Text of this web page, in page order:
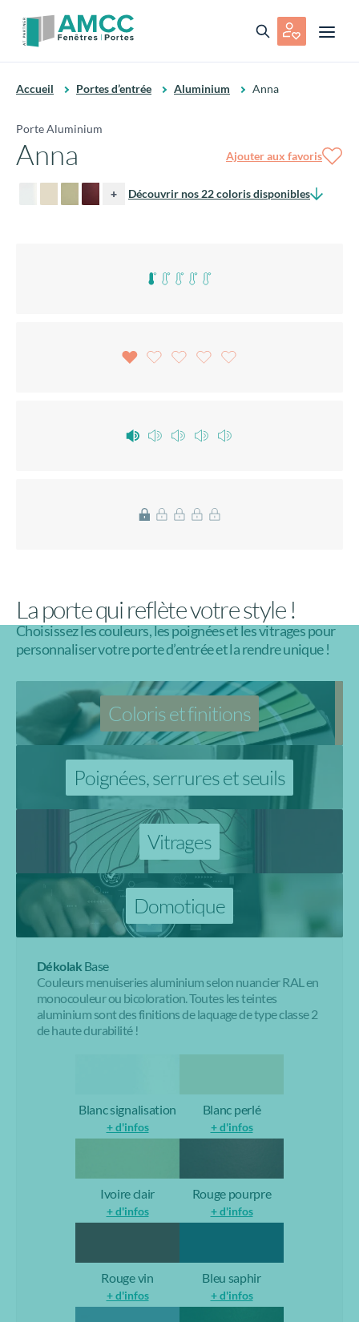
Accueil Portes d’entrée Aluminium Anna
Porte Aluminium
Anna Ajouter aux favoris
+ Découvrir nos 22 coloris disponibles
La porte qui reflète votre style !
Choisissez les couleurs, les poignées et les vitrages pour
personnaliser votre porte d’entrée et la rendre unique !
Coloris et finitions
Poignées, serrures et seuils
Vitrages
Domotique
Dékolak Base
Couleurs menuiseries aluminium selon nuancier RAL en
monocouleur ou bicoloration. Toutes les teintes
aluminium sont des finitions de laquage de type classe 2
de haute durabilité !
Blanc signalisation
+ d'infos
Blanc perlé
+ d'infos
Ivoire clair
+ d'infos
Rouge pourpre
+ d'infos
Rouge vin
+ d'infos
Bleu saphir
+ d'infos